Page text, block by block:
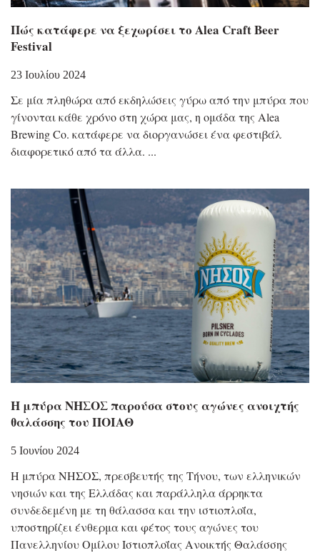
Πώς κατάφερε να ξεχωρίσει το Alea Craft Beer
Festival
23 Ιουλίου 2024
Σε μία πληθώρα από εκδηλώσεις γύρω από την μπύρα που
γίνονται κάθε χρόνο στη χώρα μας, η ομάδα της Alea
Brewing Co. κατάφερε να διοργανώσει ένα φεστιβάλ
διαφορετικό από τα άλλα.
Η μπύρα ΝΗΣΟΣ παρούσα στους αγώνες ανοιχτής
θαλάσσης του ΠΟΙΑΘ
5 Ιουνίου 2024
Η μπύρα ΝΗΣΟΣ, πρεσβευτής της Τήνου, των ελληνικών
νησιών και της Ελλάδας και παράλληλα άρρηκτα
συνδεδεμένη με τη θάλασσα και την ιστιοπλοΐα,
υποστηρίζει ένθερμα και φέτος τους αγώνες του
Πανελληνίου Ομίλου Ιστιοπλοΐας Ανοικτής Θαλάσσης